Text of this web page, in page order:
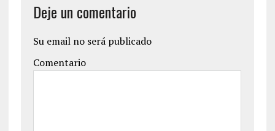
Deje un comentario
Su email no será publicado
Comentario